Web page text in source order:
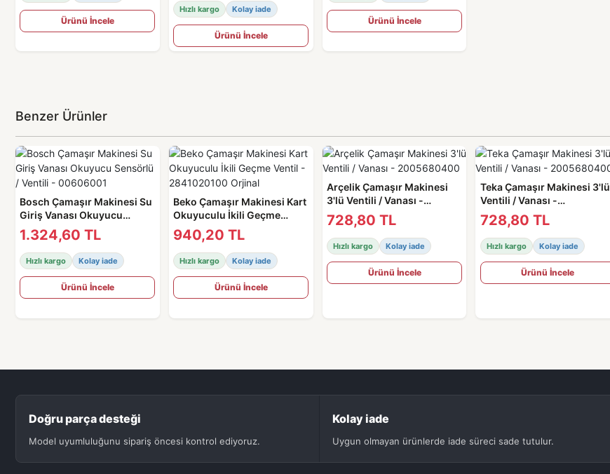
Ürünü İncele
Hızlı kargo Kolay iade
Ürünü İncele
Ürünü İncele
Benzer Ürünler
Bosch Çamaşır Makinesi Su
Giriş Vanası Okuyucu
Sensörlü / Ventili -
00606001
1.324,60 TL
Hızlı kargo Kolay iade
Ürünü İncele
Beko Çamaşır Makinesi Kart
Okuyuculu İkili Geçme
Ventil - 2841020100 Orjinal
940,20 TL
Hızlı kargo Kolay iade
Ürünü İncele
Arçelik Çamaşır Makinesi
3'lü Ventili / Vanası -
2005680400
728,80 TL
Hızlı kargo Kolay iade
Ürünü İncele
Teka Çamaşır Makinesi 3'lü
Ventili / Vanası -
2005680400
728,80 TL
Hızlı kargo Kolay iade
Ürünü İncele
Doğru parça desteği
Model uyumluluğunu sipariş öncesi kontrol ediyoruz.
Kolay iade
Uygun olmayan ürünlerde iade süreci sade tutulur.